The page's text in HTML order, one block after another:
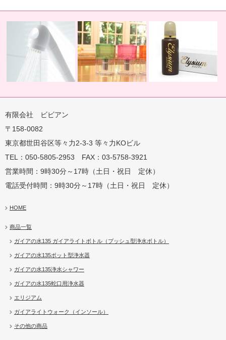
用地球の恵みを シャワー
有限会社 ビビアン
〒158-0082
東京都世田谷区等々力2-3-3 等々力KOビル
TEL：050-5805-2953 FAX：03-5758-3921
営業時間：9時30分～17時（土日・祝日 定休）
電話受付時間：9時30分～17時（土日・祝日 定休）
HOME
商品一覧
ガイアの水135 ガイアライトボトル（プッシュ型浄水ボトル）
ガイアの水135ポット型浄水器
ガイアの水135浄水シャワー
ガイアの水135蛇口用浄水器
エリジアム
ガイアライトウォーク（インソール）
その他の商品